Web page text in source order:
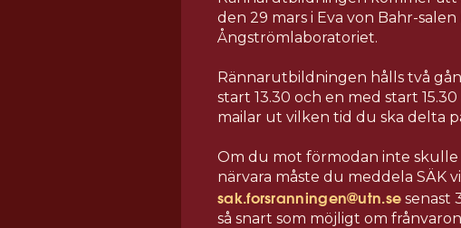
den 29 mars i Eva von Bahr-salen
Ångströmlaboratoriet.
Rännarutbildningen hålls två
start 13.30 och en med start 15.30
mailar ut vilken tid du ska delta
Om du mot förmodan inte
närvara måste du meddela SÄK
sak.forsranningen@utn.se senast
så snart som möjligt om